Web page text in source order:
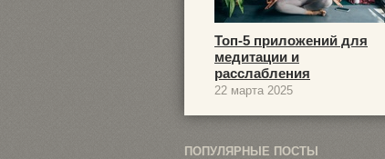
Топ-5 приложений для
медитации и
расслабления
22 марта 2025
ПОПУЛЯРНЫЕ ПОСТЫ